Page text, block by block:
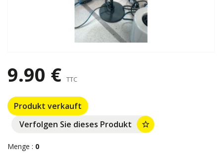
9.90 € TTC
Produkt verkauft
Verfolgen Sie dieses Produkt
star_border
Menge : 0